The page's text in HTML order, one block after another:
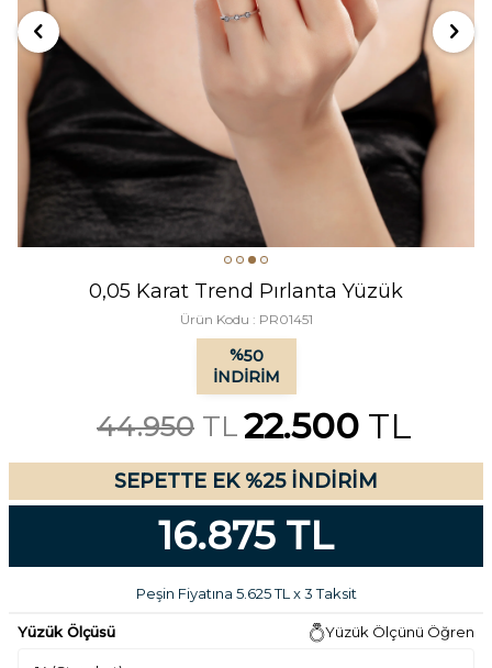
0,05 Karat Trend Pırlanta Yüzük
Ürün Kodu : PR01451
%50
İNDIRIM
44.950 TL22.500 TL
SEPETTE EK %25 İNDİRİM
16.875 TL
Peşin Fiyatına 5.625 TL x 3 Taksit
Yüzük Ölçüsü Yüzük Ölçünü Öğren